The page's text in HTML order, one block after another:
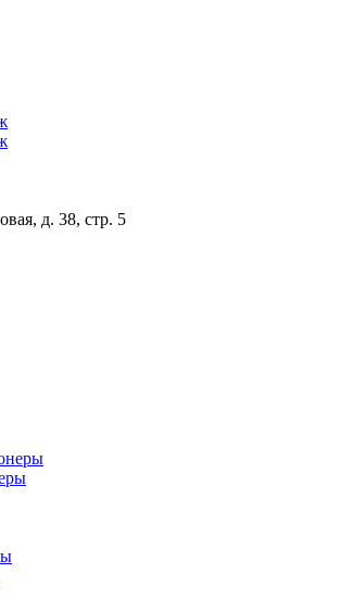
д. 38, стр. 5